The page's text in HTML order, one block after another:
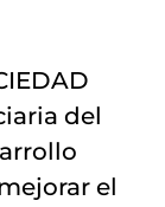
del
el